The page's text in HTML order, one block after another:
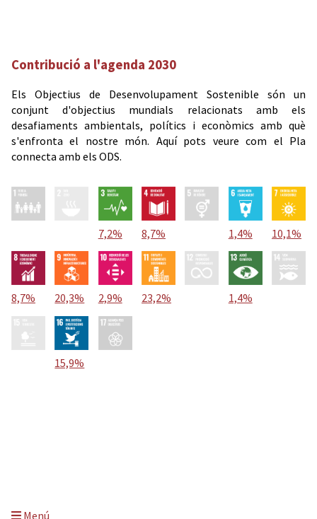
Contribució a l'agenda 2030
Els Objectius de Desenvolupament Sostenible són un
conjunt d'objectius mundials relacionats amb els
desafiaments ambientals, polítics i econòmics amb què
s'enfronta el nostre món. Aquí pots veure com el Pla
connecta amb els ODS.
7,2% 8,7% 1,4% 10,1%
8,7% 20,3% 2,9% 23,2% 1,4%
15,9%
Menú